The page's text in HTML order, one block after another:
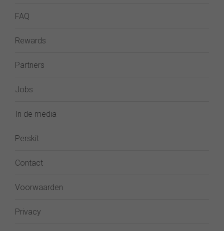
FAQ
Rewards
Partners
Jobs
In de media
Perskit
Contact
Voorwaarden
Privacy